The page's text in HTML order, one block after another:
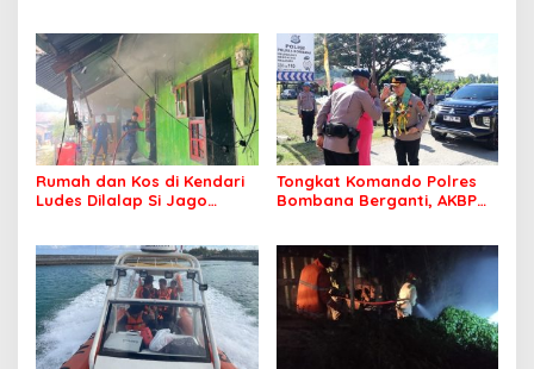
Nyaman Beribadah
Rumah dan Kos di Kendari
Ludes Dilalap Si Jago
Tongkat Komando Polres
Bombana Berganti, AKBP